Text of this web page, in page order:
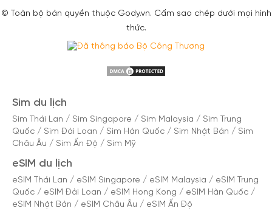
© Toàn bộ bản quyền thuộc Gody.vn. Cấm sao chép dưới mọi hình
thức.
Sim du lịch
Sim Thái Lan / Sim Singapore / Sim Malaysia / Sim Trung
Quốc / Sim Đài Loan / Sim Hàn Quốc / Sim Nhật Bản / Sim
Châu Âu / Sim Ấn Độ / Sim Mỹ
eSIM du lịch
eSIM Thái Lan / eSIM Singapore / eSIM Malaysia / eSIM Trung
Quốc / eSIM Đài Loan / eSIM Hong Kong / eSIM Hàn Quốc /
eSIM Nhật Bản / eSIM Châu Âu / eSIM Ấn Độ